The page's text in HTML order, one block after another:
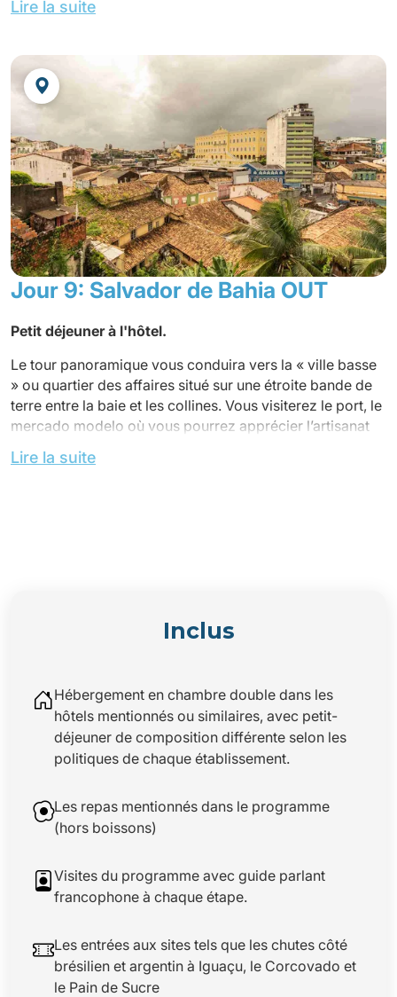
Nuit à l'hôtel.
absolument magnifiques (entrée incluse).
Dîner libre.
Nuit à l'hôtel.
En option :Dîner à l'hôtel.
fera découvrir ces îles enchanteresses composées de
Déjeuner en cours d’excursion sur une île et retour à
Salvador en fin d´après-midi
Dîner libre.
Nuit à l'hôtel.
En option :Dîner à l'hôtel.
Lire la suite
Jour 9: Salvador de Bahia OUT
Petit déjeuner à l'hôtel.
Le tour panoramique vous conduira vers la « ville basse
» ou quartier des affaires situé sur une étroite bande de
terre entre la baie et les collines. Vous visiterez le port, le
mercado modelo où vous pourrez apprécier l’artisanat
local et l’église Bonfim, haut lieu de dévotion populaire.
POSSIBILITE D’EXTENSION PLAGE A IMBASSAI
Lire la suite
Inclus
Hébergement en chambre double dans les
hôtels mentionnés ou similaires, avec petit-
déjeuner de composition différente selon les
politiques de chaque établissement.
Les repas mentionnés dans le programme
(hors boissons)
Visites du programme avec guide parlant
francophone à chaque étape.
Les entrées aux sites tels que les chutes côté
brésilien et argentin à Iguaçu, le Corcovado et
le Pain de Sucre